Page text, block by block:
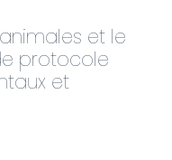
et le
protocole
et